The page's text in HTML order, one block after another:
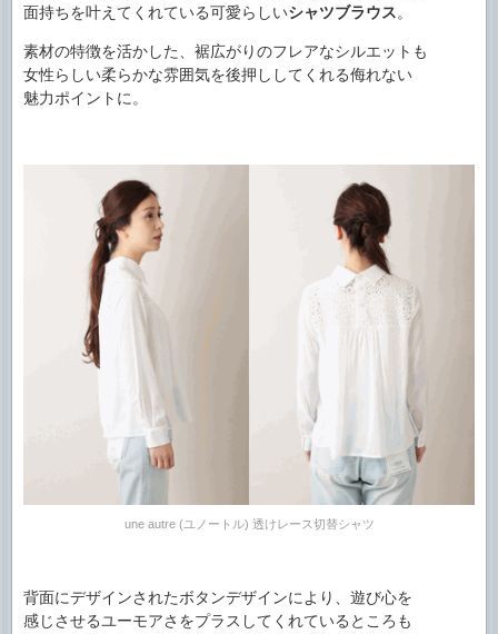
面持ちを叶えてくれている可愛らしいシャツブラウス。
素材の特徴を活かした、裾広がりのフレアなシルエットも
女性らしい柔らかな雰囲気を後押ししてくれる侮れない
魅力ポイントに。
une autre (ユノートル) 透けレース切替シャツ
背面にデザインされたボタンデザインにより、遊び心を
感じさせるユーモアさをプラスしてくれているところも